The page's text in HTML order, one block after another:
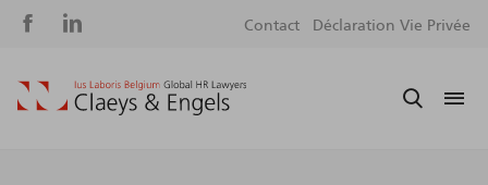
Social
Contact Déclaration Vie Privée